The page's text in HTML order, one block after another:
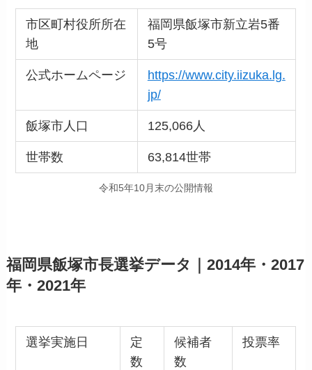
市区町村役所所在
地
福岡県飯塚市新立岩5番
5号
公式ホームページ
https://www.city.iizuka.lg.
jp/
飯塚市人口 125,066人
世帯数 63,814世帯
令和5年10月末の公開情報
福岡県飯塚市長選挙データ｜2014年・2017
年・2021年
選挙実施日
定
数
候補者
数
投票率